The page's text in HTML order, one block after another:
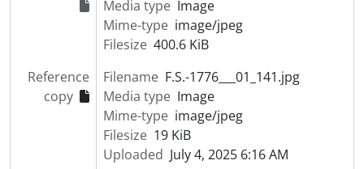
[Item] Retrato de crianças com vestuário regional
[Item] Retrato de grupo
[Item] Retrato de seminaristas
[Item] Retrato de casal com vestuário regional
[Item] Retrato de grupo
[Item] Retrato de grupo
[Item] Retrato de alunas universitárias
[Item] Retrato de mulheres
Media type Image
Mime-type image/jpeg
Filesize 400.6 KiB
Reference
copy
Filename F.S.-1776___01_141.jpg
Media type Image
Mime-type image/jpeg
Filesize 19 KiB
Uploaded July 4, 2025 6:16 AM